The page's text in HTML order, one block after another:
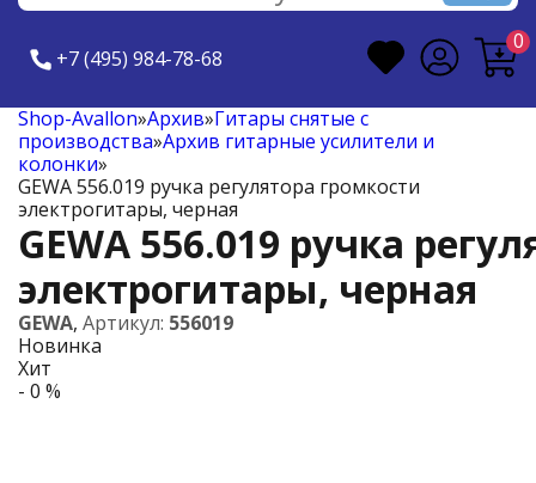
+7 (495) 984-78-68
0
Shop-Avallon»Архив»Гитары снятые с
производства»Архив гитарные усилители и
колонки»
GEWA 556.019 ручка регулятора громкости
электрогитары, черная
GEWA 556.019 ручка
электрогитары, черная
GEWA, Артикул: 556019
Новинка
Хит
- 0 %